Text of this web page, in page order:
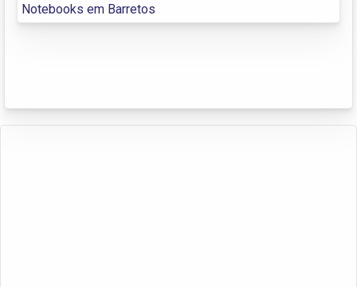
Notebooks em Barretos